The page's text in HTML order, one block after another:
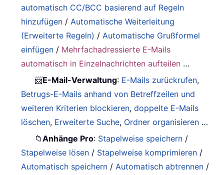
automatisch CC/BCC basierend auf Regeln
hinzufügen /Automatische Weiterleitung
(Erweiterte Regeln) /Automatische Grußformel
einfügen / Mehrfachadressierte E-Mails
automatisch in Einzelnachrichten aufteilen …
📨E-Mail-Verwaltung: E-Mails zurückrufen,
Betrugs-E-Mails anhand von Betreffzeilen und
weiteren Kriterien blockieren,doppelte E-Mails
löschen, Erweiterte Suche, Ordner organisieren …
📁Anhänge Pro: Stapelweise speichern /
Stapelweise lösen / Stapelweise komprimieren /
Automatisch speichern /Automatisch abtrennen /